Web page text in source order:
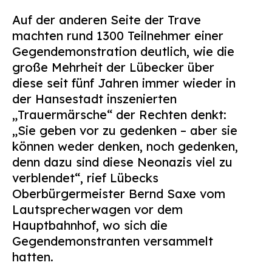
Auf der anderen Seite der Trave
machten rund 1300 Teilnehmer einer
Gegendemonstration deutlich, wie die
große Mehrheit der Lübecker über
diese seit fünf Jahren immer wieder in
der Hansestadt inszenierten
„Trauermärsche“ der Rechten denkt:
„Sie geben vor zu gedenken – aber sie
können weder denken, noch gedenken,
denn dazu sind diese Neonazis viel zu
verblendet“, rief Lübecks
Oberbürgermeister Bernd Saxe vom
Lautsprecherwagen vor dem
Hauptbahnhof, wo sich die
Gegendemonstranten versammelt
hatten.